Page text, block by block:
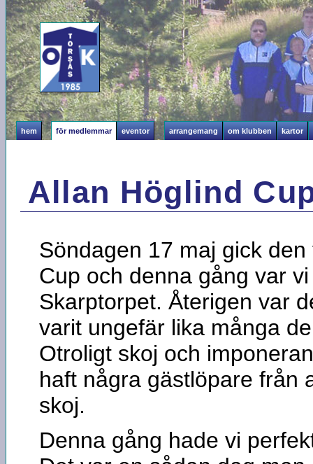
hem för medlemmar eventor arrangemang om klubben kartor
Allan Höglind
Söndagen 17 maj gick
Cup och denna gång var
Skarptorpet. Återigen var
varit ungefär lika många
Otroligt skoj och
haft några gästlöpare från
skoj.
Denna gång hade vi